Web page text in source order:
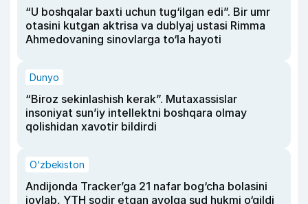
“U boshqalar baxti uchun tug‘ilgan edi”. Bir umr
otasini kutgan aktrisa va dublyaj ustasi Rimma
Ahmedovaning sinovlarga to‘la hayoti
Dunyo
“Biroz sekinlashish kerak”. Mutaxassislar
insoniyat sun’iy intellektni boshqara olmay
qolishidan xavotir bildirdi
O‘zbekiston
Andijonda Tracker’ga 21 nafar bog‘cha bolasini
joylab, YTH sodir etgan ayolga sud hukmi o‘qildi